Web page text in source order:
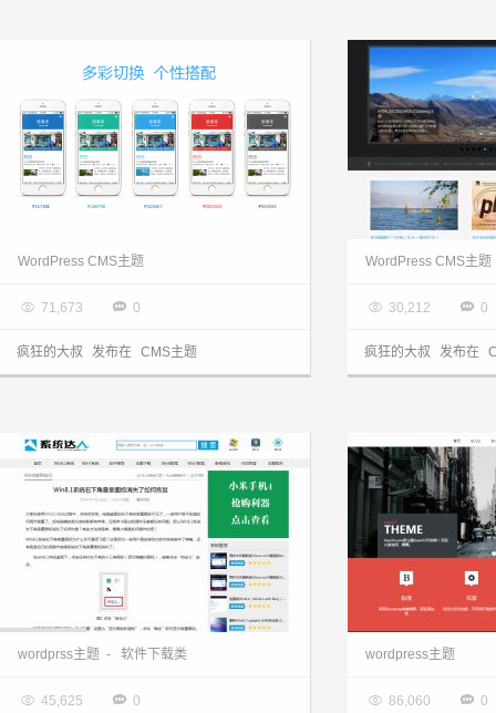
WordPress CMS主题
 71,673  0
疯狂的大叔 发布在 CMS主题
WordPress CMS主题
 30,212  0
疯狂的大叔 发布在
wordprss主题 - 软件下载类
 45,625  0
wordpress主题
 86,060  0